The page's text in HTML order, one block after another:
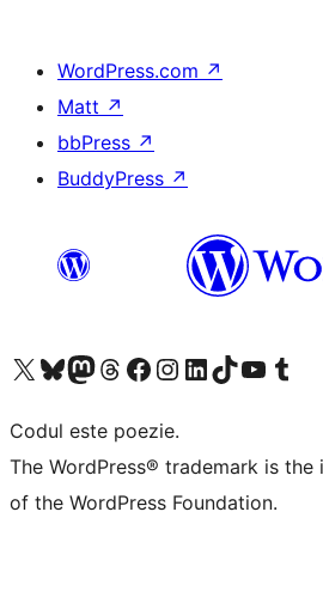
WordPress.com ↗
Matt ↗
bbPress ↗
BuddyPress ↗
Mergi la contul nostru X (fost Twitter)
Vizitează contul nostru Bluesky
Vizitează contul nostru Mastodon
Vizitează contul nostru Threads
Vizitează pagina noastră Facebook
Vizitează-ne pe Instagram
Vizitează-ne pe LinkedIn
Vizitează contul nostru TikTok
Vizitează canalul nostru
Vizitează contul
Codul este poezie.
The WordPress® trademark is
of the WordPress Foundation.